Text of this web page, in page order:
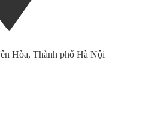
Hòa, Thành phố Hà Nội